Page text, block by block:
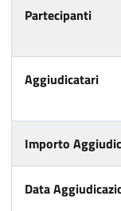
Partecipanti
Aggiudicatari
Importo
Data